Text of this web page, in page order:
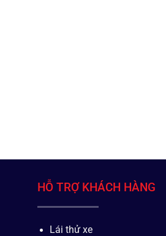
HỖ TRỢ KHÁCH HÀNG
Lái thử xe